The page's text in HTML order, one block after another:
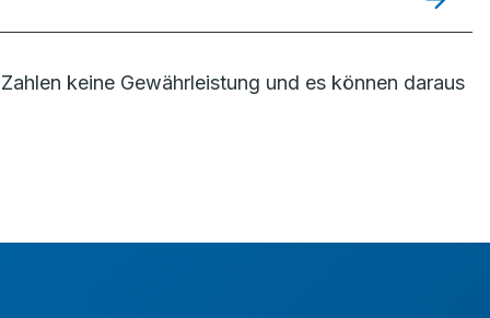
keine Gewährleistung und es können daraus